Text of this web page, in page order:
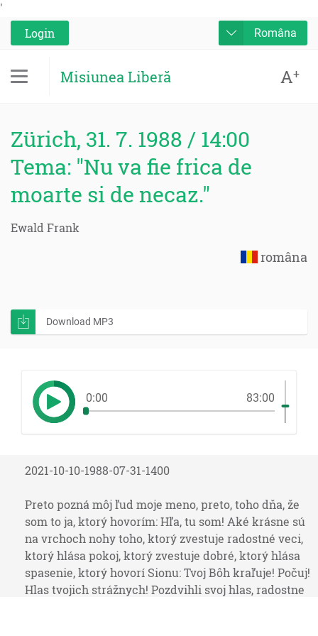
'
Login
Româna
Misiunea Liberă A+
Zürich, 31. 7. 1988 / 14:00
Tema: "Nu va fie frica de
moarte si de necaz."
Ewald Frank
româna
Download MP3
0:00 83:00
2021-10-10-1988-07-31-1400
Preto pozná môj ľud moje meno, preto, toho dňa, že
som to ja, ktorý hovorím: Hľa, tu som! Aké krásne sú
na vrchoch nohy toho, ktorý zvestuje radostné veci,
ktorý hlása pokoj, ktorý zvestuje dobré, ktorý hlása
spasenie, ktorý hovorí Sionu: Tvoj Bôh kraľuje! Počuj!
Hlas tvojich strážnych! Pozdvihli svoj hlas, radostne